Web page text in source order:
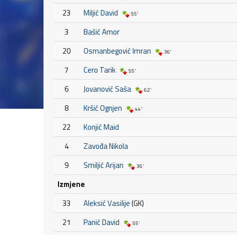
23
Miljić David 55'
3
Bašić Amor
20
Osmanbegović Imran 36'
7 Cero Tarik 55'
6 Jovanović Saša 62'
8 Kršić Ognjen 44'
22
Konjić Maid
4
Zavođa Nikola
9
Smiljić Arijan 36'
Izmjene
33
Aleksić Vasilije(GK)
21
Panić David 55'